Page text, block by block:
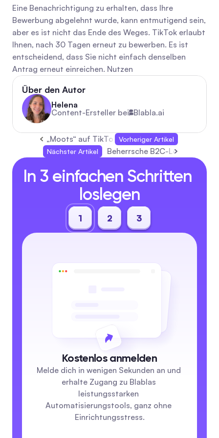
Eine Benachrichtigung zu erhalten, dass Ihre
Bewerbung abgelehnt wurde, kann entmutigend sein,
aber es ist nicht das Ende des Weges. TikTok erlaubt
Ihnen, nach 30 Tagen erneut zu bewerben. Es ist
entscheidend, dass Sie nicht einfach denselben
Antrag erneut einreichen. Nutzen
Über den Autor
Helena
Content-Ersteller bei Blabla.ai
„Moots“ auf TikTok: Was sie bedeuten und
Vorheriger Artikel
Nächster Artikel
Beherrsche B2C-Leads:
In 3 einfachen Schritten
loslegen
1 2 3
Kostenlos anmelden
Melde dich in wenigen Sekunden an und
erhalte Zugang zu Blablas
leistungsstarken
Automatisierungstools, ganz ohne
Einrichtungsstress.